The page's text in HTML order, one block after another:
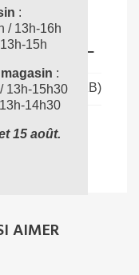
(265.17KB)
AIMER
:
/ 13h-16h
15h
:
13h-15h30
14h30
15 août.